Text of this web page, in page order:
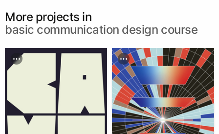
More projects in
basic communication design course